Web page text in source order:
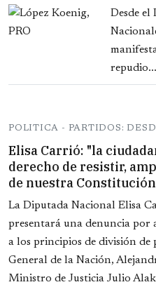
Desde el
repudio...
POLITICA - PARTIDOS:
Elisa Carrió: "la
derecho de resistir,
de nuestra
La Diputada Nacional Elisa
presentará una denuncia por
a los principios de división
General de la Nación,
Ministro de Justicia Julio